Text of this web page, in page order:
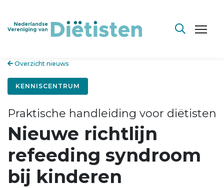
Overzicht nieuws
KENNISCENTRUM
Praktische handleiding voor diëtisten
Nieuwe richtlijn
refeeding syndroom
bij kinderen